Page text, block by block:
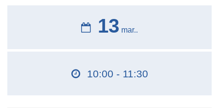
13 mar..
10:00 - 11:30